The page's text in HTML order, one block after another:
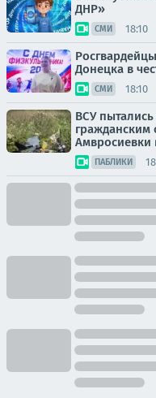
ДНР»
СМИ 18:10
Донецка в
СМИ 18:10
ВСУ
гражданским
Амвросиевки
ПАБЛИКИ